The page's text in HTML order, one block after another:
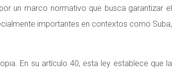
un marco normativo que busca garantizar el
importantes en contextos como Suba,
En su artículo 40, esta ley establece que la